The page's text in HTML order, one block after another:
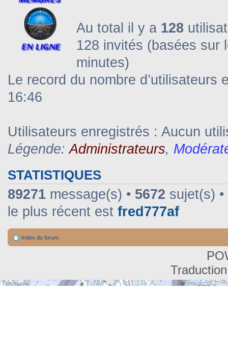
Au total il y a 128
128 invités (basées sur
minutes)
Le record du nombre d’utilisateurs
16:46
Utilisateurs enregistrés : Aucun
Légende:Administrateurs,
STATISTIQUES
89271 message(s) • 5672 sujet(s) •
le plus récent est fred777af
Index du forum